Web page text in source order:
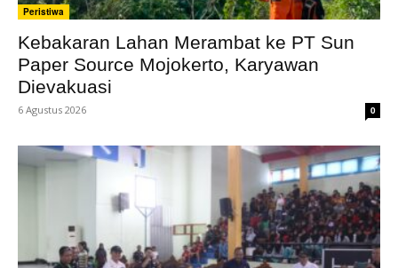
Peristiwa
Kebakaran Lahan Merambat ke PT Sun
Paper Source Mojokerto, Karyawan
Dievakuasi
6 Agustus 2026 0